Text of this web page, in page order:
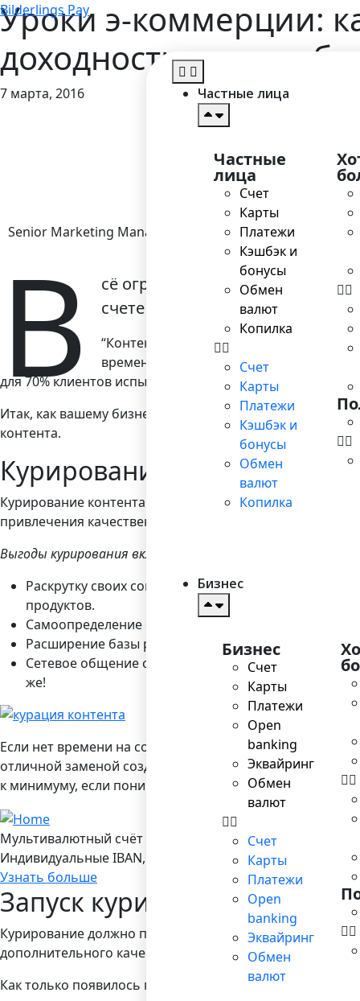
Bilderlings Pay
Частные лица
Частные
лица
Счет
Карты
Платежи
Кэшбэк и
бонусы
Обмен
валют
Копилка
Счет
Карты
Платежи
Кэшбэк и
бонусы
Обмен
валют
Копилка
Бизнес
Бизнес
Счет
Карты
Платежи
Open
banking
Эквайринг
Обмен
валют
Счет
Карты
Платежи
Open
banking
Эквайринг
Обмен
валют
Уроки э-коммерции:
доходность вашего
7 марта, 2016
Главная
Senior Marketing Manager
В
сё огромное многообразие
счете упирается в
“Контент-маркетинг” может звучать
времени и трудозатрат для
для 70% клиентов испытать “большую вовлеченность в
Итак, как вашему бизнесу достичь такой цифры? Для
контента.
Курирование контента –
Курирование контента – процесс активного сбора и
привлечения качественного трафика к своему продукту
Выгоды курирования включают:
Раскрутку своих социальных медиаплощадок и
продуктов.
Самоопределение бренда: то, чем мы делимся – мы и
Расширение базы рассылки: если вы предлагаете
Сетевое общение с соседями по нише: установите
же!
Если нет времени на создание уникального
отличной заменой созданию собственных материалов.
к минимуму, если понимать суть процесса курирования.
Мультивалютный счёт в Bilderlings
Индивидуальные IBAN, 19 валют, платежы SEPA/ SEPA
Узнать больше
Запуск курирования
Курирование должно происходить постоянно – иначе
дополнительного качественного удовольствия – а
Как только появилось понимание предпочтений